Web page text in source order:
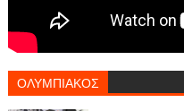
ΟΛΥΜΠΙΑΚΟΣ